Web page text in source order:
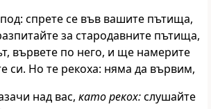
спрете се във вашите пътища,
за стародавните пътища,
вървете по него, и ще намерите
си. Но те рекоха: няма да вървим,
над вас, като рекох:слушайте